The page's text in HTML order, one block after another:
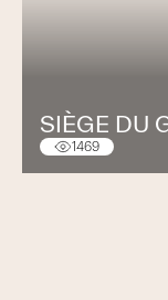
SIÈGE DU
1469